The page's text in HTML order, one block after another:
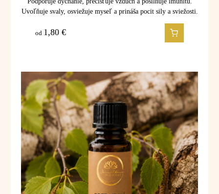
Uvoľňuje svaly, osviežuje myseľ a prináša pocit sily a sviežosti.
od 1,80€